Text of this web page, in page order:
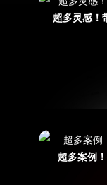
超多灵感！
超多案例